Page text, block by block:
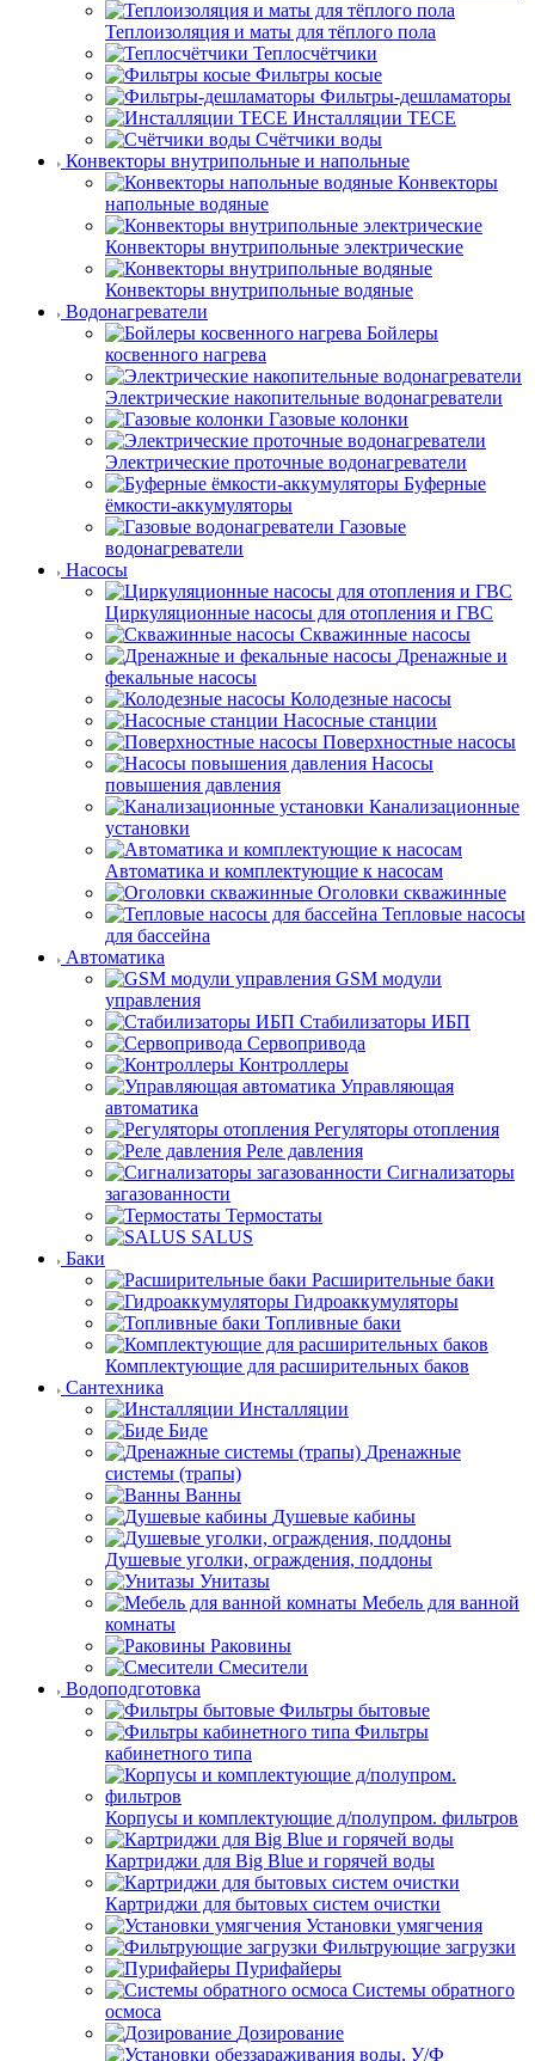
Теплоизоляция и маты для тёплого пола
Теплосчётчики
Фильтры косые
Фильтры-дешламаторы
Инсталляции TECE
Счётчики воды
Конвекторы внутрипольные и напольные
Конвекторы
напольные водяные
Конвекторы внутрипольные электрические
Конвекторы внутрипольные водяные
Водонагреватели
Бойлеры
косвенного нагрева
Электрические накопительные водонагреватели
Газовые колонки
Электрические проточные водонагреватели
Буферные
ёмкости-аккумуляторы
Газовые
водонагреватели
Насосы
Циркуляционные насосы для отопления и ГВС
Скважинные насосы
Дренажные и
фекальные насосы
Колодезные насосы
Насосные станции
Поверхностные насосы
Насосы
повышения давления
Канализационные
установки
Автоматика и комплектующие к насосам
Оголовки скважинные
Тепловые насосы
для бассейна
Автоматика
GSM модули
управления
Стабилизаторы ИБП
Сервопривода
Контроллеры
Управляющая
автоматика
Регуляторы отопления
Реле давления
Сигнализаторы
загазованности
Термостаты
SALUS
Баки
Расширительные баки
Гидроаккумуляторы
Топливные баки
Комплектующие для расширительных баков
Сантехника
Инсталляции
Биде
Дренажные
системы (трапы)
Ванны
Душевые кабины
Душевые уголки, ограждения, поддоны
Унитазы
Мебель для ванной
комнаты
Раковины
Смесители
Водоподготовка
Фильтры бытовые
Фильтры
кабинетного типа
Корпусы и комплектующие д/полупром. фильтров
Картриджи для Big Blue и горячей воды
Картриджи для бытовых систем очистки
Установки умягчения
Фильтрующие загрузки
Пурифайеры
Системы обратного
осмоса
Дозирование